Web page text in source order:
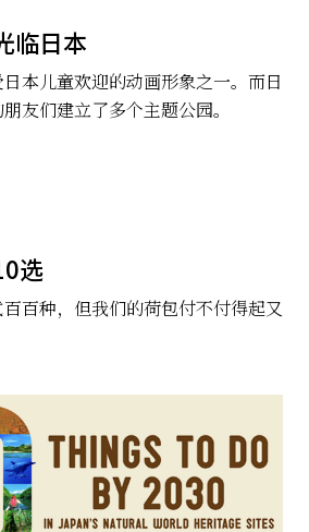
临日本
本儿童欢迎的动画形象之一。而日
友们建立了多个主题公园。
选
百种，但我们的荷包付不付得起又